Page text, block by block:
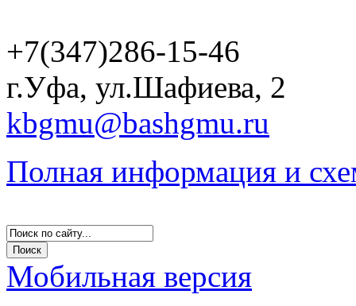
+7(347)286-15-46
г.Уфа, ул.Шафиева, 2
kbgmu@bashgmu.ru
Полная информация и
Мобильная версия